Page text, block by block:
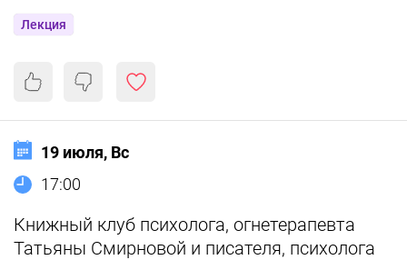
Лекция
19 июля, Вс
17:00
Книжный клуб психолога, огнетерапевта
Татьяны Смирновой и писателя, психолога